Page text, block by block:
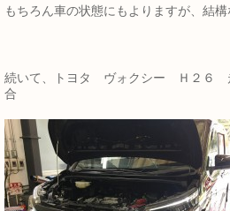
もちろん車の状態にもよりますが、結構
続いて、トヨタ ヴォクシー Ｈ２６
合